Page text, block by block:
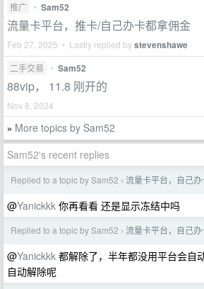
推广 • Sam52
流量卡平台，推卡/自己办卡都拿佣金
Feb 27, 2025 • Lastly replied bystevenshawe
二手交易 • Sam52
88vip， 11.8 刚开的
Nov 8, 2024
» More topics by Sam52
Sam52's recent replies
Replied to a topic by Sam52 › 流量卡平台，自己
@Yanickkk 你再看看 还是显示冻结中吗
Replied to a topic by Sam52 › 流量卡平台，自己
@Yanickkk 都解除了，半年都没用平台会自
自动解除呢